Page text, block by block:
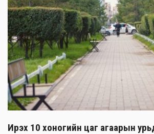
Ирэх 10 хоногийн цаг агаарын